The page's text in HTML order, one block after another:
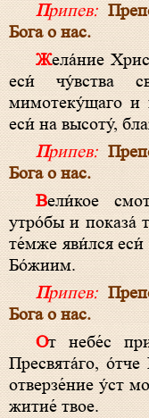
Припев:
Бога о нас.
Жела́ние Христо́вы красоты́ стяжа́в, затвори́л
еси́ чу́вства
мимотеку́щаго и
еси́ на высоту́,
Припев:
Бога о нас.
Вели́кое смотре́ние Бо́жие освяти́ тя́ от
утро́бы и показа́
те́мже яви́лся
Бо́жиим.
Припев:
Бога о нас.
От небе́с прие́м оби́льно дарова́ние Ду́ха
Пресвята́го,
отверзе́ние у́ст
житие́ твое.